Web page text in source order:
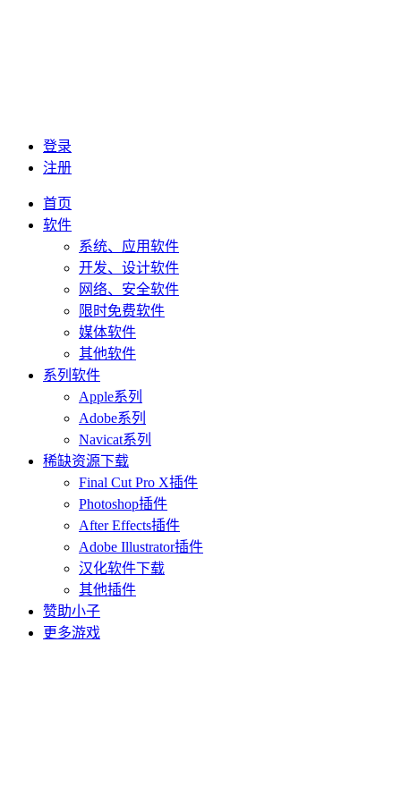
登录
注册
首页
软件
系统、应用软件
开发、设计软件
网络、安全软件
限时免费软件
媒体软件
其他软件
系列软件
Apple系列
Adobe系列
Navicat系列
稀缺资源下载
Final Cut Pro X插件
Photoshop插件
After Effects插件
Adobe Illustrator插件
汉化软件下载
其他插件
赞助小子
更多游戏